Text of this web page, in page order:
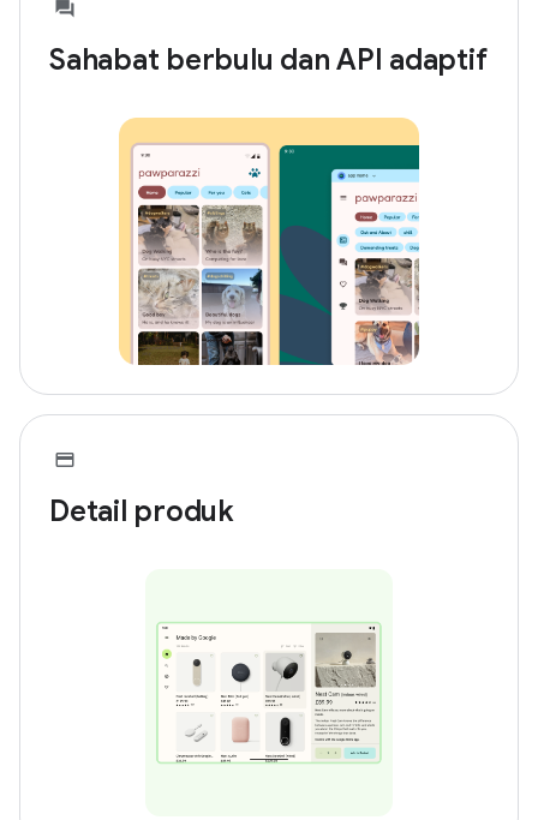
Sahabat berbulu dan API adaptif
Detail produk